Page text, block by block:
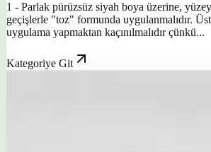
1 - Parlak pürüzsüz siyah boya üzerine,
geçişlerle "toz" formunda uygulanmalıdır.
uygulama yapmaktan kaçınılmalıdır çünkü...
Kategoriye Git